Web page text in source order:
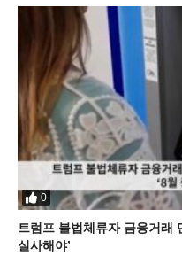
0
트럼프 불법체류자 금융거래
실사해야’